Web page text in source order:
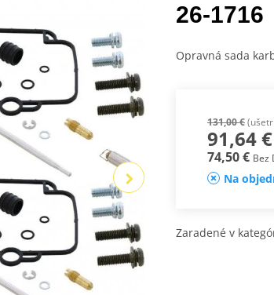
26-1716
Opravná sada
131,00 €
91,64 €
74,50 € Bez
Na
Zaradené v